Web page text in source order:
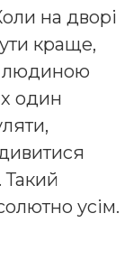
на дворі
краще,
людиною
один
Такий
усім.